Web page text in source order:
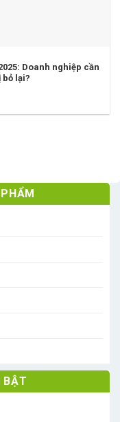
Doanh nghiệp cần
bỏ lại?
BẬT